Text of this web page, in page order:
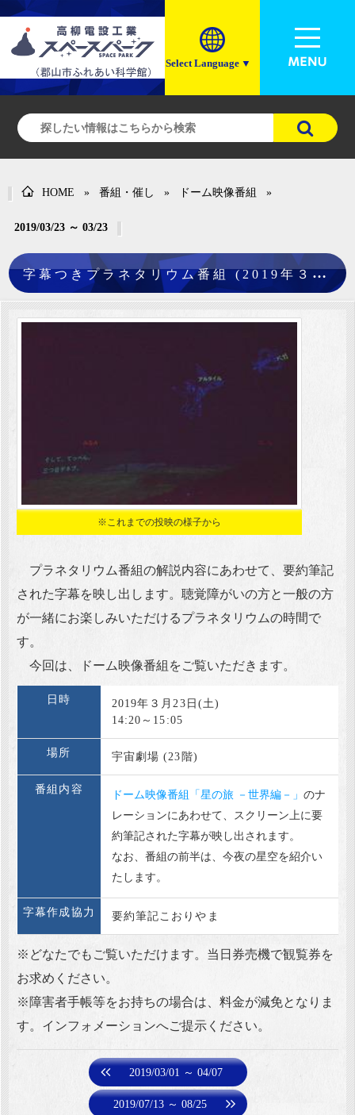
Select Language ▼
HOME » 番組・催し » ドーム映像番組 »
2019/03/23 ～ 03/23
字
幕つきプラネタリウム番組 (2019年３月23日)
※これまでの投映の様子から
プラネタリウム番組の解説内容にあわせて、要約筆記
された字幕を映し出します。聴覚障がいの方と一般の方
が一緒にお楽しみいただけるプラネタリウムの時間で
す。
今回は、ドーム映像番組をご覧いただきます。
日時
2019年３月23日(土)
14:20～15:05
場所 宇宙劇場 (23階)
番組内容 ドーム映像番組「星の旅 －世界編－」 のナ
レーションにあわせて、スクリーン上に要
約筆記された字幕が映し出されます。
なお、番組の前半は、今夜の星空を紹介い
たします。
字幕作成協力 要約筆記こおりやま
※どなたでもご覧いただけます。当日券売機で観覧券を
お求めください。
※障害者手帳等をお持ちの場合は、料金が減免となりま
す。インフォメーションへご提示ください。
2019/03/01 ～ 04/07
2019/07/13 ～ 08/25